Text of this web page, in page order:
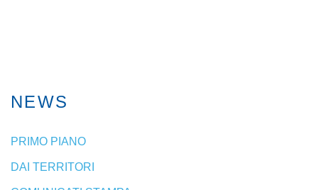
NEWS
PRIMO PIANO
DAI TERRITORI